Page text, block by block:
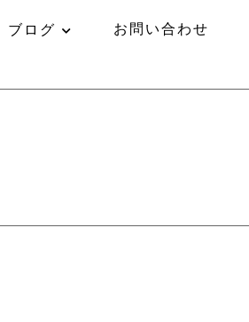
ブログ お問い合わせ